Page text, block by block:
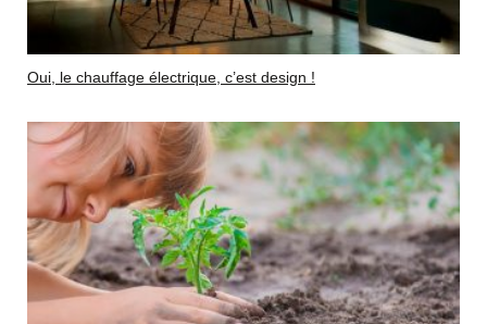
Oui, le chauffage électrique, c’est design !